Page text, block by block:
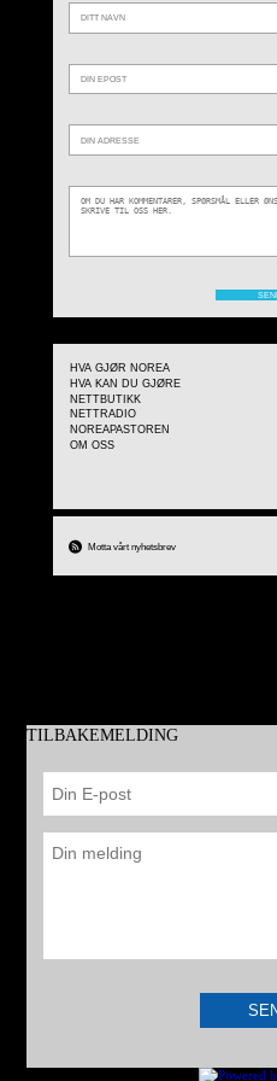
TV-program: Forfølgelse hindrer
Shervin Ebrahimian husker godt
hjemland Iran fra et vestlig monarki til
Dit få eller ingen andre når inn...
HVA GJØR NOREA
HVA KAN DU GJØRE
NETTBUTIKK
NETTRADIO
NOREAPASTOREN
OM OSS
Motta vårt nyhetsbrev
TILBAKEMELDING